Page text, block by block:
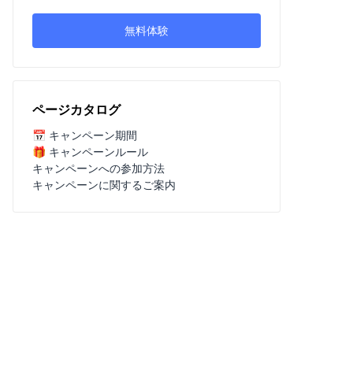
無料体験
ページカタログ
📅 キャンペーン期間
🎁 キャンペーンルール
キャンペーンへの参加方法
キャンペーンに関するご案内